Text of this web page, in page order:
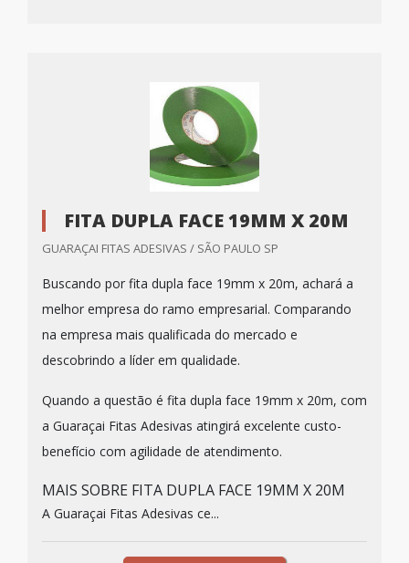
FITA DUPLA FACE 19MM X 20M
GUARAÇAI FITAS ADESIVAS / SÃO PAULO SP
Buscando por fita dupla face 19mm x 20m, achará a
melhor empresa do ramo empresarial. Comparando
na empresa mais qualificada do mercado e
descobrindo a líder em qualidade.
Quando a questão é fita dupla face 19mm x 20m, com
a Guaraçai Fitas Adesivas atingirá excelente custo-
benefício com agilidade de atendimento.
MAIS SOBRE FITA DUPLA FACE 19MM X 20M
A Guaraçai Fitas Adesivas ce...